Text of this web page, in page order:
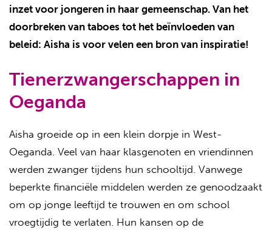
inzet voor jongeren in haar gemeenschap. Van het
doorbreken van taboes tot het beïnvloeden van
beleid: Aisha is voor velen een bron van inspiratie!
Tienerzwangerschappen in
Oeganda
Aisha groeide op in een klein dorpje in West-
Oeganda. Veel van haar klasgenoten en vriendinnen
werden zwanger tijdens hun schooltijd. Vanwege
beperkte financiële middelen werden ze genoodzaakt
om op jonge leeftijd te trouwen en om school
vroegtijdig te verlaten. Hun kansen op de